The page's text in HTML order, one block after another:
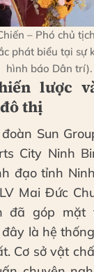
– Phó chủ
phát biểu tại sự
hình báo Dân trí).
lược
thị
Sun
City Ninh
đạo tỉnh
Mai Đức
đã góp mặt
là hệ
Cơ sở vật